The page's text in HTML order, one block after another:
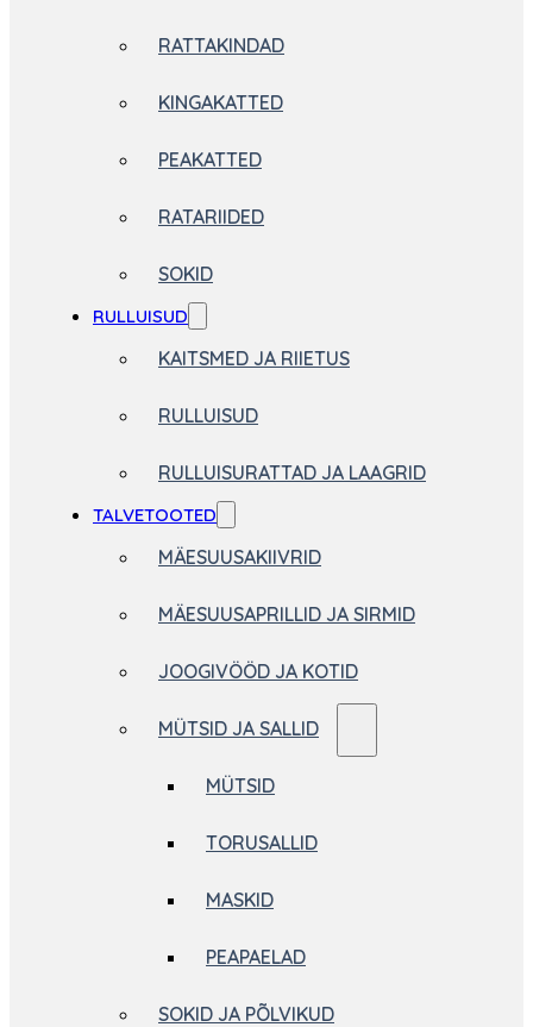
RATTAKINDAD
KINGAKATTED
PEAKATTED
RATARIIDED
SOKID
RULLUISUD
KAITSMED JA RIIETUS
RULLUISUD
RULLUISURATTAD JA LAAGRID
TALVETOOTED
MÄESUUSAKIIVRID
MÄESUUSAPRILLID JA SIRMID
JOOGIVÖÖD JA KOTID
MÜTSID JA SALLID
MÜTSID
TORUSALLID
MASKID
PEAPAELAD
SOKID JA PÕLVIKUD